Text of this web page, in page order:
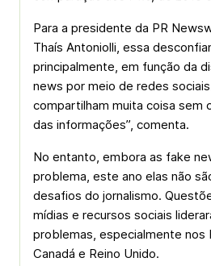
Para a presidente da PR
Thaís Antoniolli, essa
principalmente, em função da
news por meio de redes
compartilham muita coisa sem
das informações”, comenta.
No entanto, embora as fake
problema, este ano elas não
desafios do jornalismo.
mídias e recursos sociais
problemas, especialmente nos
Canadá e Reino Unido.